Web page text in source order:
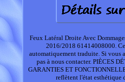
Feux Latéral Droite Avec
2016/2018 61414008000.
automatiquement traduite. Si vous
pas à nous contacter. PIÈCES
GARANTIES ET
reflètent l'état esthétique